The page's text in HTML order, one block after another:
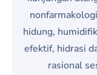
hidung,
efektif, hidrasi
rasional